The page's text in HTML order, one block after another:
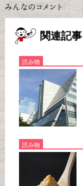
関連記事
読み物
読み物